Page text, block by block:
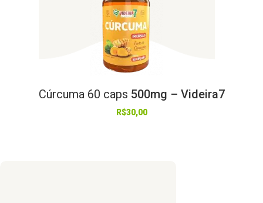
Cúrcuma 60 caps 500mg – Videira7
R$30,00